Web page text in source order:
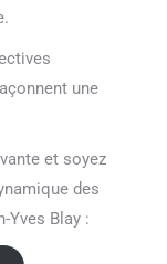
une
et soyez
des
Yves Blay :